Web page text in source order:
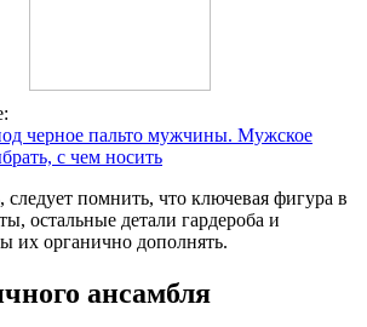
черное пальто мужчины. Мужское
с чем носить
следует помнить, что ключевая фигура в
остальные детали гардероба и
их органично дополнять.
ансамбля